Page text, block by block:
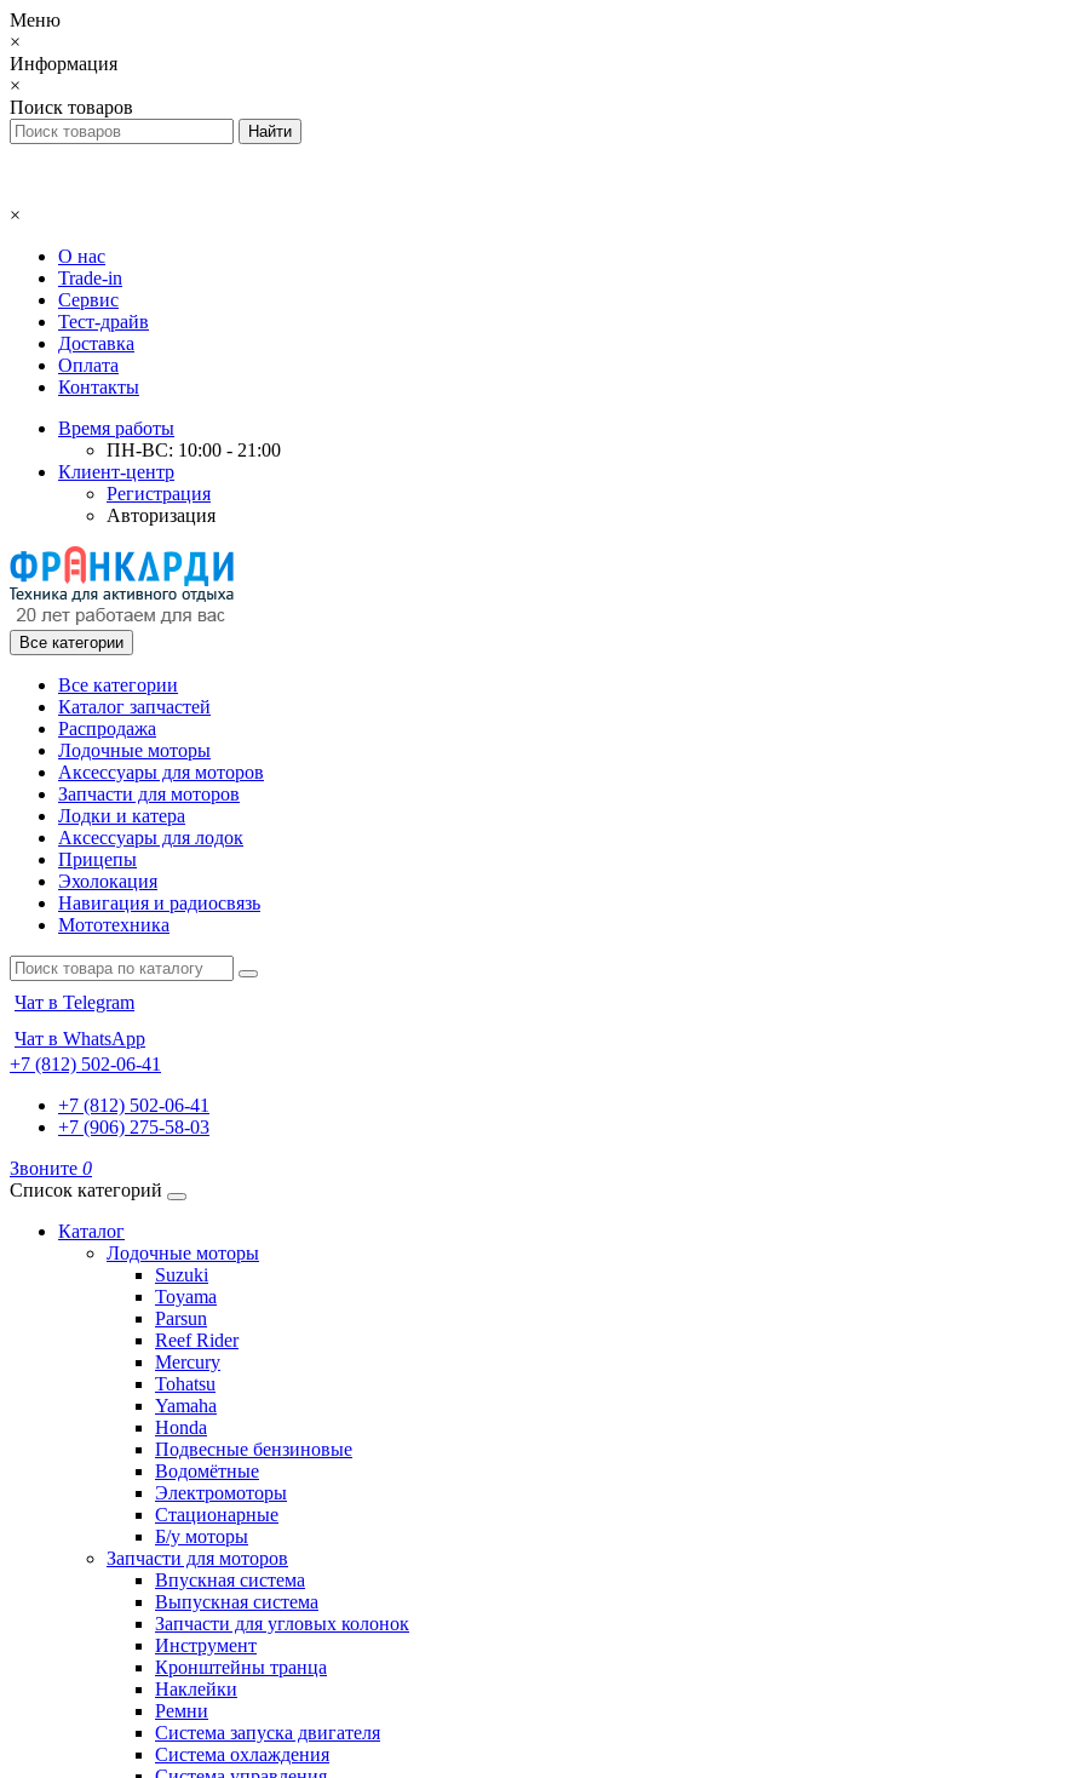
Меню
×
Информация
×
Поиск товаров
×
О нас
Trade-in
Сервис
Тест-драйв
Доставка
Оплата
Контакты
Время работы
ПН-ВС: 10:00 - 21:00
Клиент-центр
Регистрация
Авторизация
Все категории
Все категории
Каталог запчастей
Распродажа
Лодочные моторы
Аксессуары для моторов
Запчасти для моторов
Лодки и катера
Аксессуары для лодок
Прицепы
Эхолокация
Навигация и радиосвязь
Мототехника
Чат в Telegram
Чат в WhatsApp
+7 (812) 502-06-41
+7 (812) 502-06-41
+7 (906) 275-58-03
Звоните 0
Список категорий
Каталог
Лодочные моторы
Suzuki
Toyama
Parsun
Reef Rider
Mercury
Tohatsu
Yamaha
Honda
Подвесные бензиновые
Водомётные
Электромоторы
Стационарные
Б/у моторы
Запчасти для моторов
Впускная система
Выпускная система
Запчасти для угловых колонок
Инструмент
Кронштейны транца
Наклейки
Ремни
Система запуска двигателя
Система охлаждения